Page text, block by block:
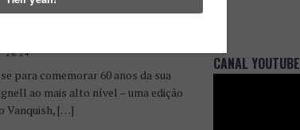
2014
para comemorar 60 anos da sua
ao mais alto nível – uma edição
Vanquish, […]
CANAL YOUTUBE